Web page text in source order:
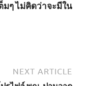
มๆ ไม่คิดว่าจะมีใน
NEXT ARTICLE